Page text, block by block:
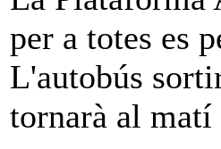
per a totes es
L'autobús
tornarà al